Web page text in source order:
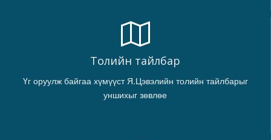
Толийн тайлбар
Үг оруулж байгаа хүмүүст Я.Цэвэлийн толийн тайлбарыг
уншихыг зөвлөе